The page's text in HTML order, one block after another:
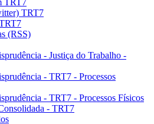
TRT7
TRT7
(RSS)
- Justiça do Trabalho -
- TRT7 - Processos
- TRT7 - Processos Físicos
- TRT7